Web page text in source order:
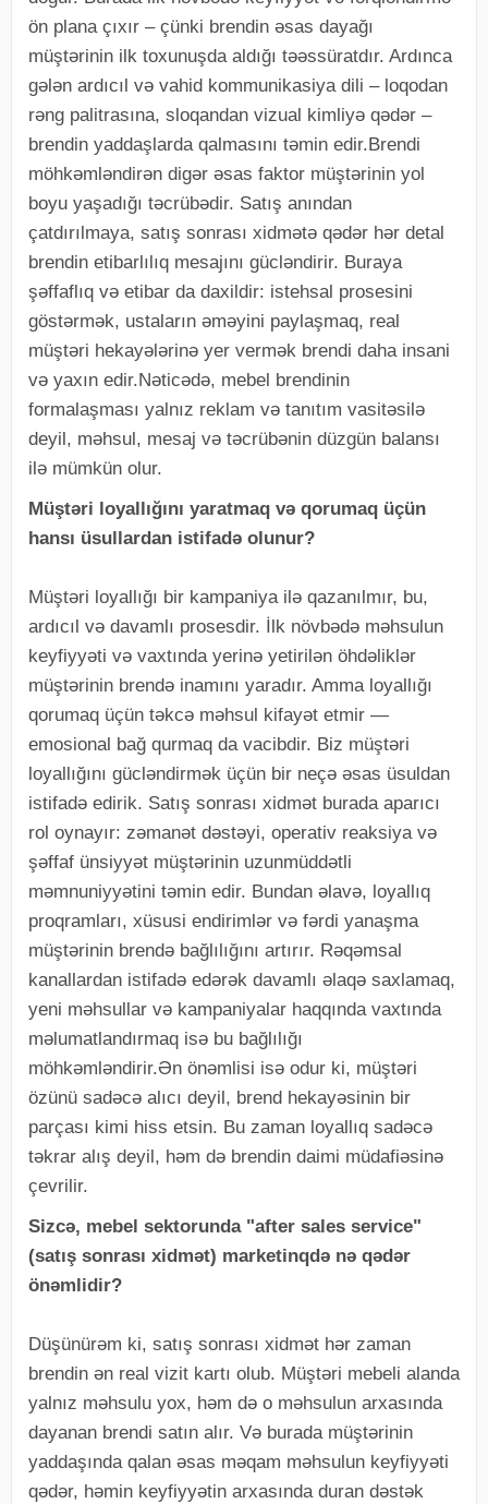
ön plana çıxır – çünki brendin əsas dayağı
müştərinin ilk toxunuşda aldığı təəssüratdır. Ardınca
gələn ardıcıl və vahid kommunikasiya dili – loqodan
rəng palitrasına, sloqandan vizual kimliyə qədər –
brendin yaddaşlarda qalmasını təmin edir.Brendi
möhkəmləndirən digər əsas faktor müştərinin yol
boyu yaşadığı təcrübədir. Satış anından
çatdırılmaya, satış sonrası xidmətə qədər hər detal
brendin etibarlılıq mesajını gücləndirir. Buraya
şəffaflıq və etibar da daxildir: istehsal prosesini
göstərmək, ustaların əməyini paylaşmaq, real
müştəri hekayələrinə yer vermək brendi daha insani
və yaxın edir.Nəticədə, mebel brendinin
formalaşması yalnız reklam və tanıtım vasitəsilə
deyil, məhsul, mesaj və təcrübənin düzgün balansı
ilə mümkün olur.
Müştəri loyallığını yaratmaq və qorumaq üçün
hansı üsullardan istifadə olunur?
Müştəri loyallığı bir kampaniya ilə qazanılmır, bu,
ardıcıl və davamlı prosesdir. İlk növbədə məhsulun
keyfiyyəti və vaxtında yerinə yetirilən öhdəliklər
müştərinin brendə inamını yaradır. Amma loyallığı
qorumaq üçün təkcə məhsul kifayət etmir —
emosional bağ qurmaq da vacibdir. Biz müştəri
loyallığını gücləndirmək üçün bir neçə əsas üsuldan
istifadə edirik. Satış sonrası xidmət burada aparıcı
rol oynayır: zəmanət dəstəyi, operativ reaksiya və
şəffaf ünsiyyət müştərinin uzunmüddətli
məmnuniyyətini təmin edir. Bundan əlavə, loyallıq
proqramları, xüsusi endirimlər və fərdi yanaşma
müştərinin brendə bağlılığını artırır. Rəqəmsal
kanallardan istifadə edərək davamlı əlaqə saxlamaq,
yeni məhsullar və kampaniyalar haqqında vaxtında
məlumatlandırmaq isə bu bağlılığı
möhkəmləndirir.Ən önəmlisi isə odur ki, müştəri
özünü sadəcə alıcı deyil, brend hekayəsinin bir
parçası kimi hiss etsin. Bu zaman loyallıq sadəcə
təkrar alış deyil, həm də brendin daimi müdafiəsinə
çevrilir.
Sizcə, mebel sektorunda "after sales service"
(satış sonrası xidmət) marketinqdə nə qədər
önəmlidir?
Düşünürəm ki, satış sonrası xidmət hər zaman
brendin ən real vizit kartı olub. Müştəri mebeli alanda
yalnız məhsulu yox, həm də o məhsulun arxasında
dayanan brendi satın alır. Və burada müştərinin
yaddaşında qalan əsas məqam məhsulun keyfiyyəti
qədər, həmin keyfiyyətin arxasında duran dəstək